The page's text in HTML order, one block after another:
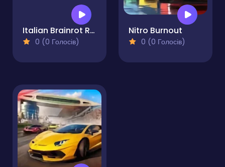
Italian Brainrot Racing Multiplayer
0 (0 Голосів)
Nitro Burnout
0 (0 Голосів)